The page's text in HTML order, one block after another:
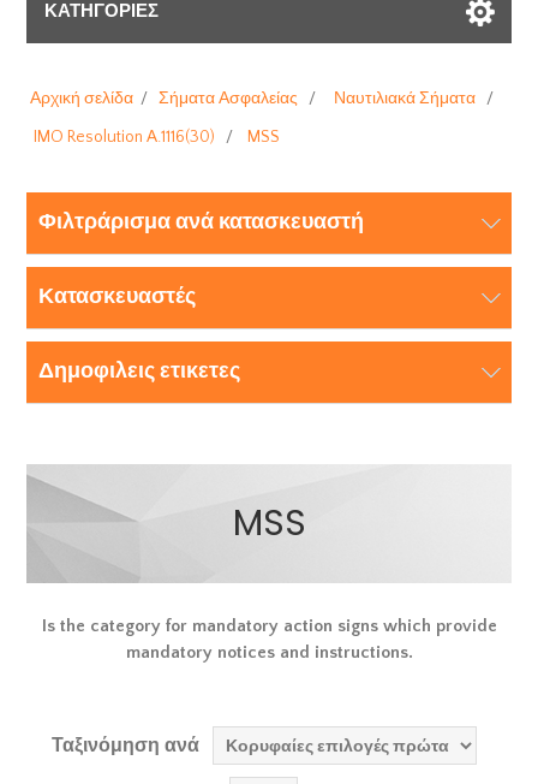
ΚΑΤΗΓΟΡΊΕΣ
Αρχική σελίδα / Σήματα Ασφαλείας / Ναυτιλιακά Σήματα /
IMO Resolution A.1116(30)
/ MSS
Φιλτράρισμα ανά κατασκευαστή
Κατασκευαστές
Δημοφιλεις ετικετες
MSS
Is the category for mandatory action signs which provide
mandatory notices and instructions.
Ταξινόμηση ανά